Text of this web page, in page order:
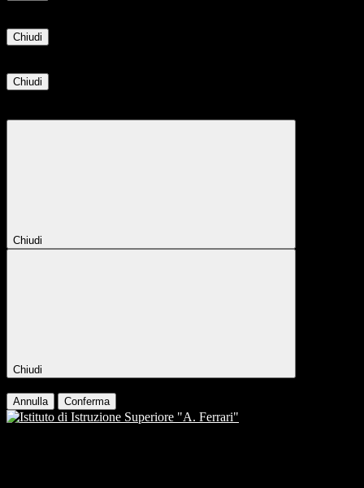
Chiudi
Chiudi
Chiudi
Chiudi
Annulla Conferma